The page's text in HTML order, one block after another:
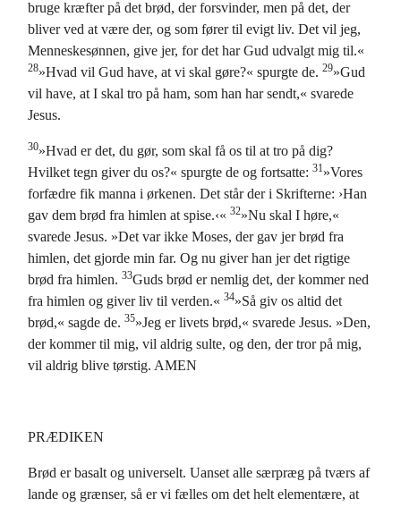
bruge kræfter på det brød, der forsvinder, men på det, der
bliver ved at være der, og som fører til evigt liv. Det vil jeg,
Menneskesønnen, give jer, for det har Gud udvalgt mig til.«
28»Hvad vil Gud have, at vi skal gøre?« spurgte de. 29»Gud
vil have, at I skal tro på ham, som han har sendt,« svarede
Jesus.
30»Hvad er det, du gør, som skal få os til at tro på dig?
Hvilket tegn giver du os?« spurgte de og fortsatte: 31»Vores
forfædre fik manna i ørkenen. Det står der i Skrifterne: ›Han
gav dem brød fra himlen at spise.‹« 32»Nu skal I høre,«
svarede Jesus. »Det var ikke Moses, der gav jer brød fra
himlen, det gjorde min far. Og nu giver han jer det rigtige
brød fra himlen. 33Guds brød er nemlig det, der kommer ned
fra himlen og giver liv til verden.« 34»Så giv os altid det
brød,« sagde de. 35»Jeg er livets brød,« svarede Jesus. »Den,
der kommer til mig, vil aldrig sulte, og den, der tror på mig,
vil aldrig blive tørstig. AMEN
PRÆDIKEN
Brød er basalt og universelt. Uanset alle særpræg på tværs af
lande og grænser, så er vi fælles om det helt elementære, at